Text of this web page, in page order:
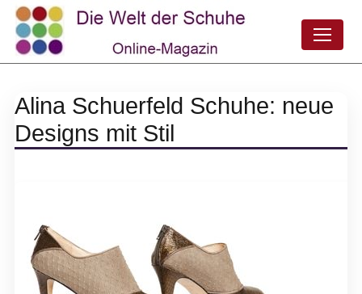
Alina Schuerfeld Schuhe: neue
Designs mit Stil